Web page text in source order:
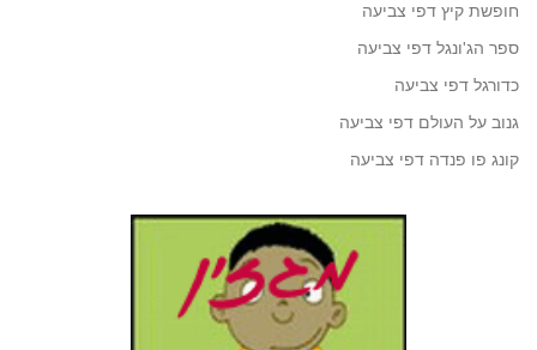
חופשת קיץ דפי צביעה
ספר הג'ונגל דפי צביעה
כדורגל דפי צביעה
גנוב על העולם דפי צביעה
קונג פו פנדה דפי צביעה